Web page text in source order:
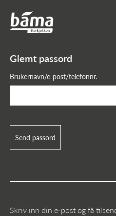
Glemt passord?
Glemt passord
Brukernavn/e-post/telefonnr.
Send passord
Skriv inn din e-post og få